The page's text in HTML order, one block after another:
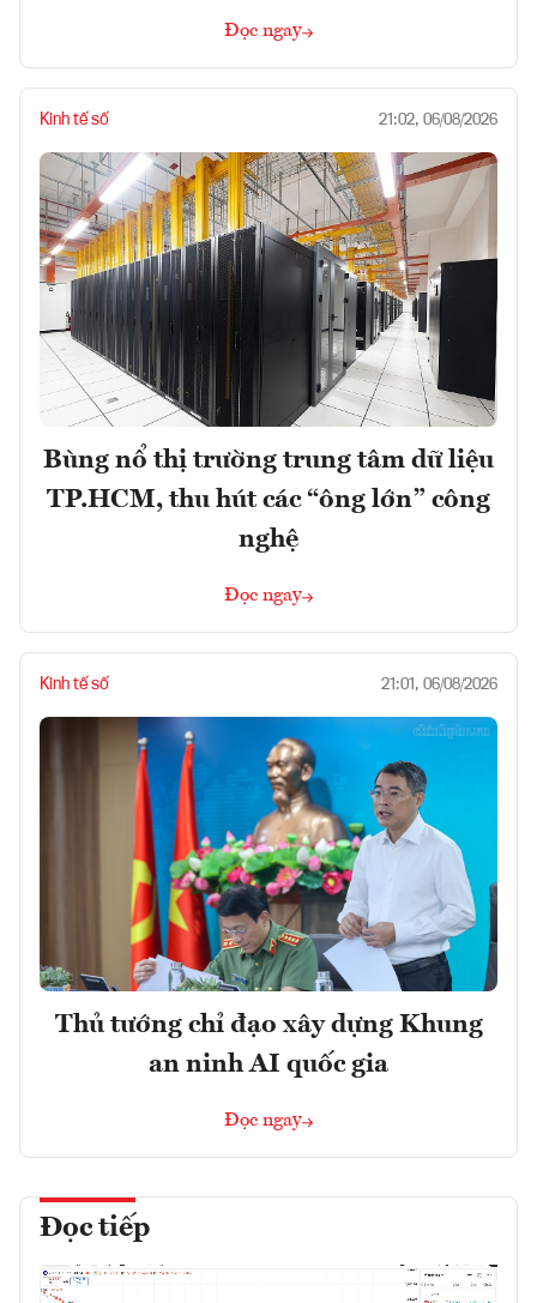
Đọc ngay
Kinh tế số 21:02, 06/08/2026
Bùng nổ thị trường trung tâm dữ liệu
TP.HCM, thu hút các “ông lớn” công
nghệ
Đọc ngay
Kinh tế số 21:01, 06/08/2026
Thủ tướng chỉ đạo xây dựng Khung
an ninh AI quốc gia
Đọc ngay
Đọc tiếp